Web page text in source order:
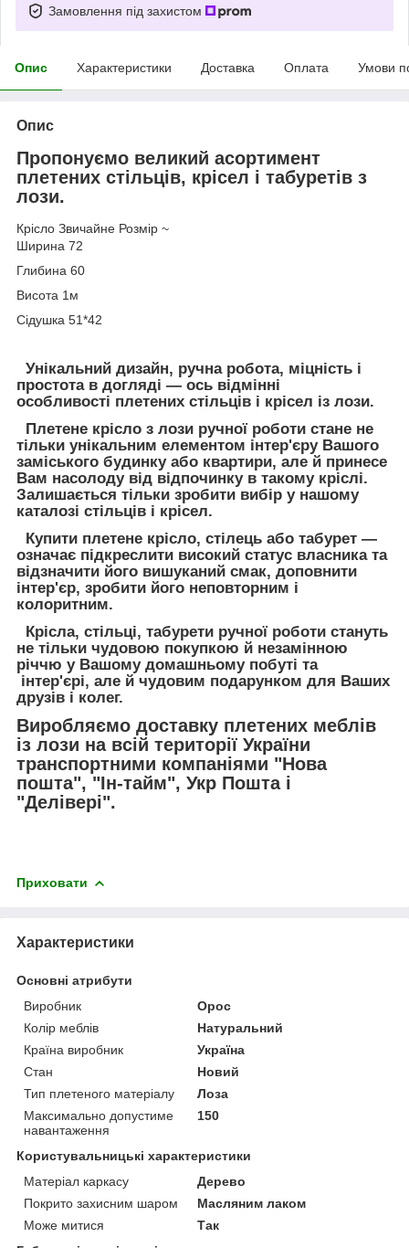
Замовлення під захистом
Опис Характеристики Доставка Оплата Умови
Опис
Пропонуємо великий асортимент
плетених стільців, крісел і табуретів з
лози.
Крісло Звичайне Розмір ~
Ширина 72
Глибина 60
Висота 1м
Сідушка 51*42
Унікальний дизайн, ручна робота, міцність і
простота в догляді — ось відмінні
особливості плетених стільців і крісел із лози.
Плетене крісло з лози ручної роботи стане не
тільки унікальним елементом інтер'єру Вашого
заміського будинку або квартири, але й принесе
Вам насолоду від відпочинку в такому кріслі.
Залишається тільки зробити вибір у нашому
каталозі стільців і крісел.
Купити плетене крісло, стілець або табурет —
означає підкреслити високий статус власника та
відзначити його вишуканий смак, доповнити
інтер'єр, зробити його неповторним і
колоритним.
Крісла, стільці, табурети ручної роботи стануть
не тільки чудовою покупкою й незамінною
річчю у Вашому домашньому побуті та
інтер'єрі, але й чудовим подарунком для Ваших
друзів і колег.
Виробляємо доставку плетених меблів
із лози на всій території України
транспортними компаніями "Нова
пошта", "Ін-тайм", Укр Пошта і
"Делівері".
Приховати
Характеристики
Основні атрибути
Виробник
Орос
Колір меблів
Натуральний
Країна виробник
Україна
Стан
Новий
Тип плетеного матеріалу
Лоза
Максимально допустиме
навантаження
150
Користувальницькі характеристики
Матеріал каркасу
Дерево
Покрито захисним шаром
Масляним лаком
Може митися
Так